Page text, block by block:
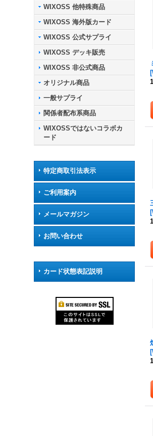
WIXOSS 他特殊商品
WIXOSS 海外版カード
WIXOSS 公式サプライ
WIXOSS デッキ販売
WIXOSS 非公式商品
オリジナル商品
一般サプライ
関係者配布系商品
WIXOSSではないコラボカ
ード
特定商取引法表示
ご利用案内
メールマガジン
お問い合わせ
カード状態表記説明
[
[
[